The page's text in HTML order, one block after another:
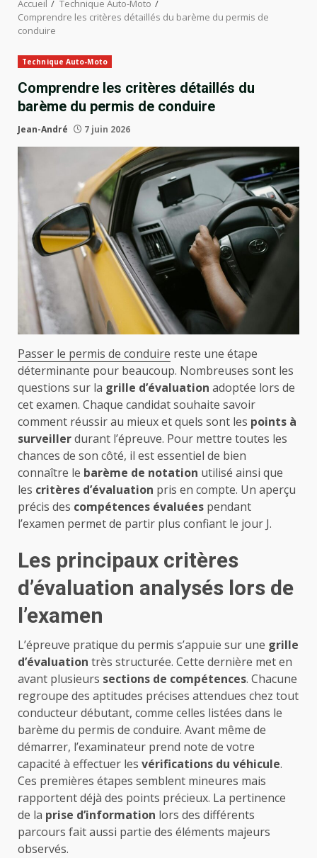
Accueil
Technique Auto-Moto
Comprendre les critères détaillés du barème du permis de
conduire
Technique Auto-Moto
Comprendre les critères détaillés du
barème du permis de conduire
Jean-André 7 juin 2026
Passer le permis de conduire reste une étape
déterminante pour beaucoup. Nombreuses sont les
questions sur la grille d’évaluation adoptée lors de
cet examen. Chaque candidat souhaite savoir
comment réussir au mieux et quels sont les points à
surveillerdurant l’épreuve. Pour mettre toutes les
chances de son côté, il est essentiel de bien
connaître le barème de notation utilisé ainsi que
les critères d’évaluation pris en compte. Un aperçu
précis des compétences évaluées pendant
l’examen permet de partir plus confiant le jour J.
Les principaux critères
d’évaluation analysés lors de
l’examen
L’épreuve pratique du permis s’appuie sur une grille
d’évaluation très structurée. Cette dernière met en
avant plusieurs sections de compétences. Chacune
regroupe des aptitudes précises attendues chez tout
conducteur débutant, comme celles listées dans le
barème du permis de conduire. Avant même de
démarrer, l’examinateur prend note de votre
capacité à effectuer les vérifications du véhicule.
Ces premières étapes semblent mineures mais
rapportent déjà des points précieux. La pertinence
de la prise d’information lors des différents
parcours fait aussi partie des éléments majeurs
observés.